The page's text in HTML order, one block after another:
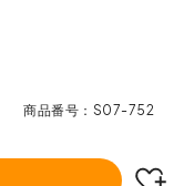
商品番号 S07-752